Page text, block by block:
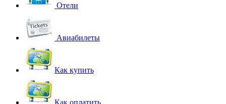
Отели
Авиабилеты
Как купить
Как оплатить